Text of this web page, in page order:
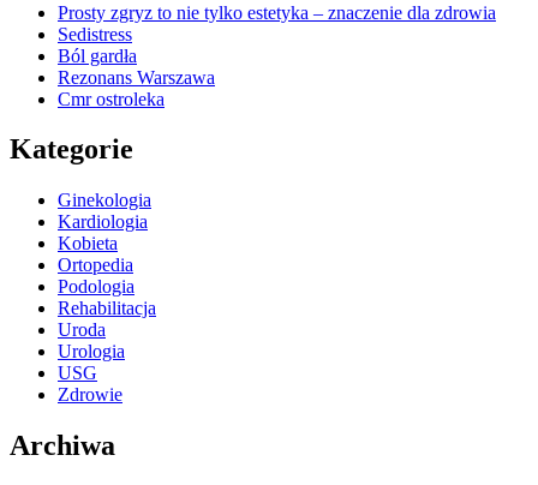
Prosty zgryz to nie tylko estetyka – znaczenie dla zdrowia
Sedistress
Ból gardła
Rezonans Warszawa
Cmr ostroleka
Kategorie
Ginekologia
Kardiologia
Kobieta
Ortopedia
Podologia
Rehabilitacja
Uroda
Urologia
USG
Zdrowie
Archiwa